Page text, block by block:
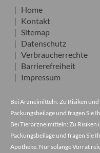
Home
Kontakt
Sitemap
Datenschutz
Verbraucherrechte
Barrierefreiheit
Impressum
Bei Arzneimitteln: Zu Risiken
Packungsbeilage und fragen Sie
Bei Tierarzneimitteln: Zu Risiken
Packungsbeilage und fragen
Apotheke. Nur solange Vorrat